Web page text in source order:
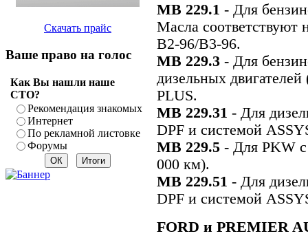
Скачать прайс
Ваше право на голос
Как Вы нашли наше
СТО?
Рекомендация знакомых
Интернет
По рекламной листовке
Форумы
MB 229.1 - Для
Масла
B2-96/B3-96.
MB 229.3 - Для
дизельных
PLUS.
MB 229.31 - Для
DPF и системой
MB 229.5 - Для PKW
000 км).
MB 229.51 - Для
DPF и системой
FORD и PREMIER